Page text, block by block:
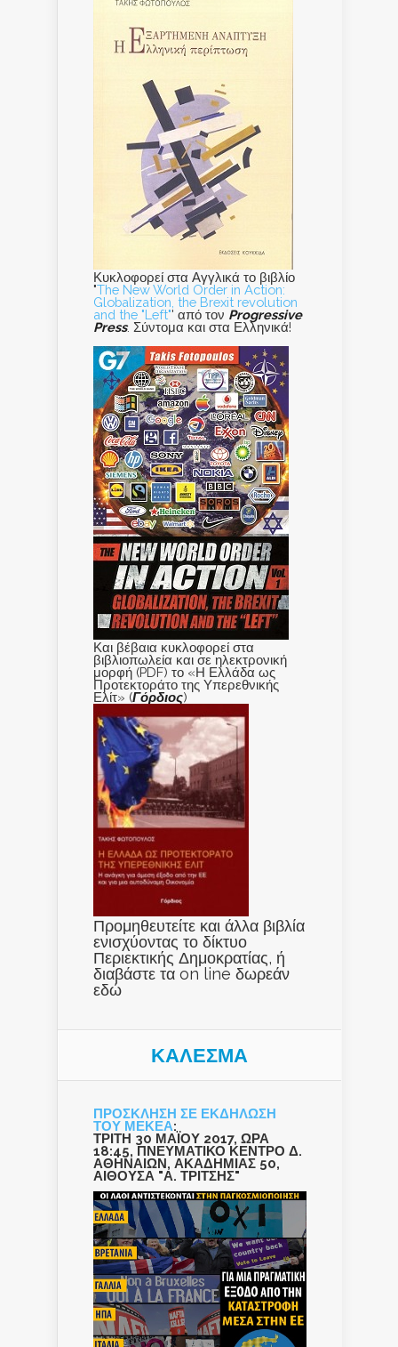
Κυκλοφορεί στα Αγγλικά το βιβλίο
"The New World Order in Action:
Globalization, the Brexit revolution
and the "Left"' από τον Progressive
Press. Σύντομα και στα Ελληνικά!
Και βέβαια κυκλοφορεί στα
βιβλιοπωλεία και σε ηλεκτρονική
μορφή (PDF) το «Η Ελλάδα ως
Προτεκτοράτο της Υπερεθνικής
Ελίτ» (Γόρδιος)
Προμηθευτείτε και άλλα βιβλία
ενισχύοντας το δίκτυο
Περιεκτικής Δημοκρατίας, ή
διαβάστε τα on line δωρεάν
εδώ
ΚΑΛΕΣΜΑ
ΠΡΟΣΚΛΗΣΗ ΣΕ ΕΚΔΗΛΩΣΗ
ΤΟΥ ΜΕΚΕΑ:
ΤΡΙΤΗ 30 ΜΑΪΟΥ 2017, ΩΡΑ
18:45, ΠΝΕΥΜΑΤΙΚΟ ΚΕΝΤΡΟ Δ.
ΑΘΗΝΑΙΩΝ, ΑΚΑΔΗΜΙΑΣ 50,
ΑΙΘΟΥΣΑ "Α. ΤΡΙΤΣΗΣ"